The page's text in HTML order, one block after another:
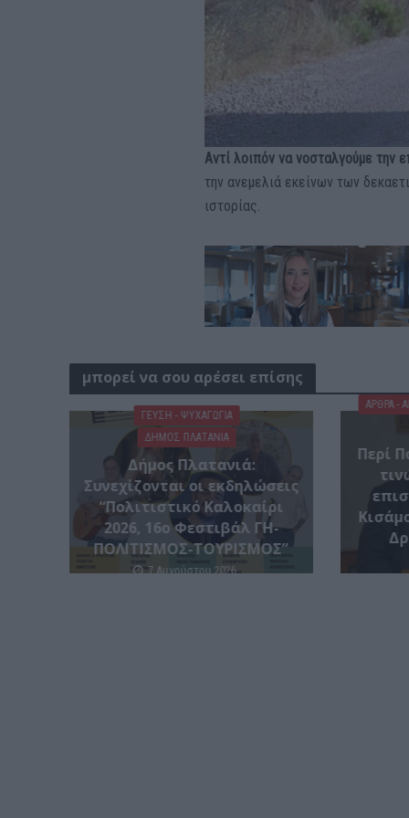
Αντί λοιπόν να νοσταλγούμε την
την ανεμελιά εκείνων των
ιστορίας.
μπορεί να σου αρέσει επίσης
ΓΕΎΣΗ - ΨΥΧΑΓΩΓΊΑ
ΔΉΜΟΣ ΠΛΑΤΑΝΙΆ
Δήμος Πλατανιά:
Συνεχίζονται οι εκδηλώσεις
“Πολιτιστικό Καλοκαίρι
2026, 16ο Φεστιβάλ ΓΗ-
ΠΟΛΙΤΙΣΜΟΣ-ΤΟΥΡΙΣΜΟΣ”
7 Αυγούστου 2026
ΑΡΘΡΑ -
Περί